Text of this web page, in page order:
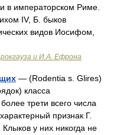
в императорском Риме.
IV, Б. быков
видов Иосифом,
и И.А. Ефрона
— (Rodentia s. Glires)
класса
трети всего числа
признак Г.
у них никогда не